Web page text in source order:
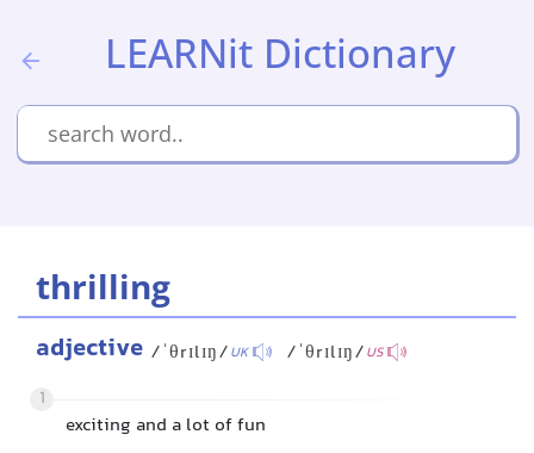
LEARNit Dictionary
thrilling
adjective /ˈθrɪlɪŋ/UK /ˈθrɪlɪŋ/US
1
exciting and a lot of fun